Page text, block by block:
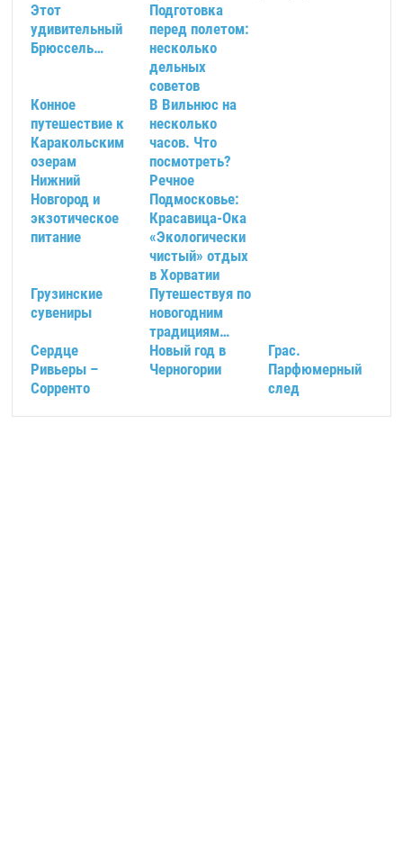
Этот
удивительный
Брюссель…
Подготовка
перед полетом:
несколько
дельных
советов
Конное
путешествие к
Каракольским
озерам
В Вильнюс на
несколько
часов. Что
посмотреть?
Нижний
Новгород и
экзотическое
питание
Речное
Подмосковье:
Красавица-Ока
«Экологически
чистый» отдых
в Хорватии
Грузинские
сувениры
Путешествуя по
новогодним
традициям…
Сердце
Ривьеры –
Сорренто
Новый год в
Черногории
Грас.
Парфюмерный
след